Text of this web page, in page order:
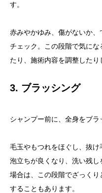
す。
赤みやかゆみ、傷がないか
チェック。この段階で気に
たり、施術内容を調整したり
3. ブラッシング
シャンプー前に、全身をブラ
毛玉やもつれをほぐし、抜
泡立ちが良くなり、洗い残
場合は、この段階でざっく
することもあります。